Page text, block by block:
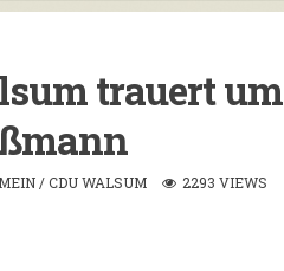
trauert um
/CDU WALSUM 2293 VIEWS